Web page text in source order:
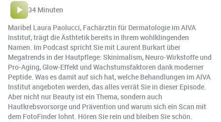
34 Minuten
Maribel Laura Paolucci, Fachärztin für Dermatologie im AIVA
Institut, trägt die Ästhtetik bereits in Ihrem wohlklingenden
Namen. Im Podcast spricht Sie mit Laurent Burkart über
Megatrends in der Hautpflege: Skinimalism, Neuro-Wirkstoffe und
Pro-Aging, Glow-Effekt und Wachstumsfaktoren dank moderner
Peptide. Was es damit auf sich hat, welche Behandlungen im AIVA
Institut angeboten werden, das alles verrät Sie in dieser Episode.
Aber nicht nur Beauty ist ein Thema, sondern auch
Hautkrebsvorsorge und Prävention und warum sich ein Scan mit
dem FotoFinder lohnt. Hören Sie rein und bleiben Sie schön.